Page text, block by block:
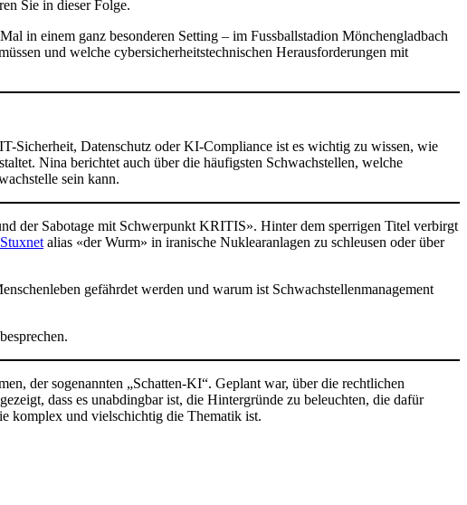
Sie in dieser Folge.
in einem ganz besonderen Setting – im Fussballstadion Mönchengladbach
und welche cybersicherheitstechnischen Herausforderungen mit
Sicherheit, Datenschutz oder KI-Compliance ist es wichtig zu wissen, wie
Nina berichtet auch über die häufigsten Schwachstellen, welche
sein kann.
der Sabotage mit Schwerpunkt KRITIS». Hinter dem sperrigen Titel verbirgt
Stuxnet alias «der Wurm» in iranische Nuklearanlagen zu schleusen oder über
gefährdet werden und warum ist Schwachstellenmanagement
der sogenannten „Schatten-KI“. Geplant war, über die rechtlichen
dass es unabdingbar ist, die Hintergründe zu beleuchten, die dafür
komplex und vielschichtig die Thematik ist.